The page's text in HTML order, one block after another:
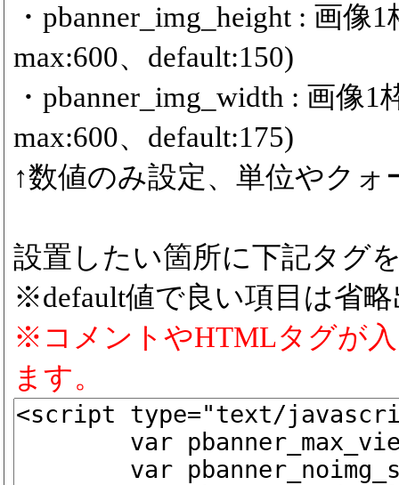
・pbanner_img_height : 画
max:600、default:150)
・pbanner_img_width : 画像
max:600、default:175)
↑数値のみ設定、単位やク
設置したい箇所に下記タグ
※default値で良い項目は省
※コメントやHTMLタグが
ます。